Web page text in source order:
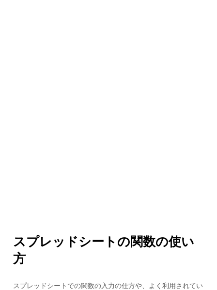
スプレッドシートの関数の使い
方
スプレッドシートでの関数の入力の仕方や、よく利用されてい